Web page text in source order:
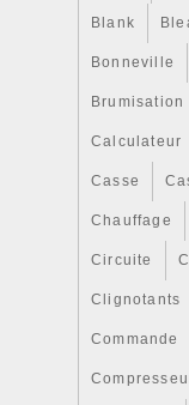
Blank
Bonneville
Brumisation
Calculateur
Casse
Chauffage
Circuite
Clignotants
Commande